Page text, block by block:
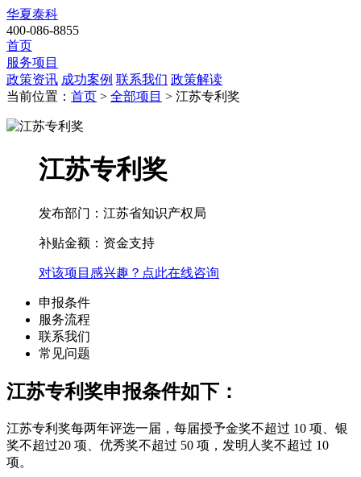
华夏泰科
400-086-8855
首页
服务项目
政策资讯 成功案例 联系我们 政策解读
当前位置： 首页 > 全部项目 > 江苏专利奖
江苏专利奖
发布部门：江苏省知识产权局
补贴金额： 资金支持
对该项目感兴趣？点此在线咨询
申报条件
服务流程
联系我们
常见问题
江苏专利奖申报条件如下：
江苏专利奖每两年评选一届，每届授予金奖不超过 10 项、银
奖不超过20 项、优秀奖不超过 50 项，发明人奖不超过 10
项。